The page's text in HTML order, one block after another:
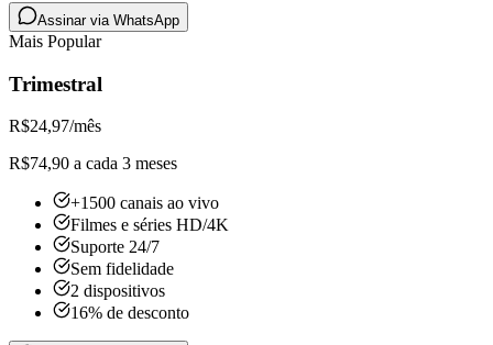
Assinar via WhatsApp
Mais Popular
Trimestral
R$24,97/mês
R$74,90 a cada 3 meses
+1500 canais ao vivo
Filmes e séries HD/4K
Suporte 24/7
Sem fidelidade
2 dispositivos
16% de desconto